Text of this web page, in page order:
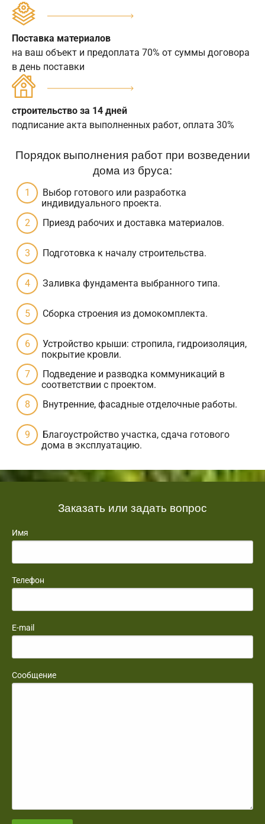
Поставка материалов
на ваш объект и предоплата 70% от суммы договора
в день поставки
строительство за 14 дней
подписание акта выполненных работ, оплата 30%
Порядок выполнения работ при возведении
дома из бруса:
Выбор готового или разработка
индивидуального проекта.
Приезд рабочих и доставка материалов.
Подготовка к началу строительства.
Заливка фундамента выбранного типа.
Сборка строения из домокомплекта.
Устройство крыши: стропила, гидроизоляция,
покрытие кровли.
Подведение и разводка коммуникаций в
соответствии с проектом.
Внутренние, фасадные отделочные работы.
Благоустройство участка, сдача готового
дома в эксплуатацию.
Заказать или задать вопрос
Имя
Телефон
E-mail
Сообщение